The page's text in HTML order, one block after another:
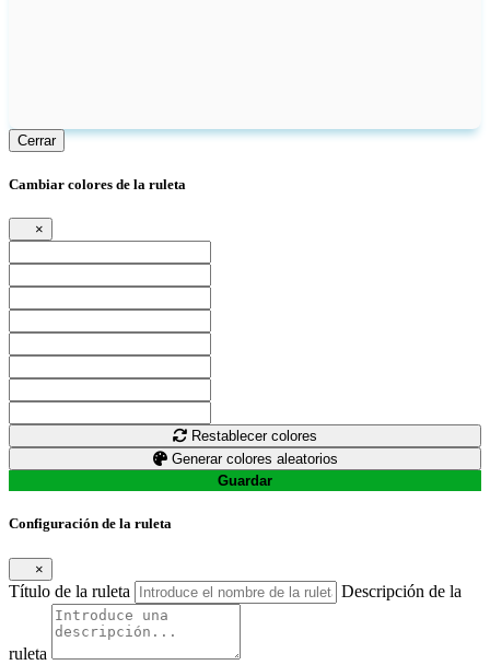
Cerrar
Cambiar colores de la ruleta
×
Restablecer colores
Generar colores aleatorios
Guardar
Configuración de la ruleta
×
Título de la ruleta Descripción de la
ruleta